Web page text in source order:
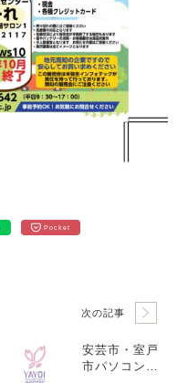
Pocket
次の記事
安芸市・室戸
市パソコン無